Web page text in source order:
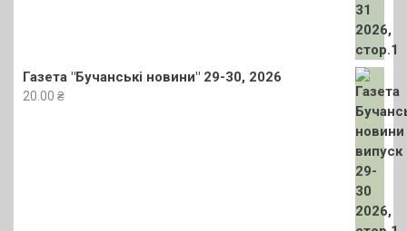
Газета "Бучанські новини" 29-30, 2026
20.00 ₴